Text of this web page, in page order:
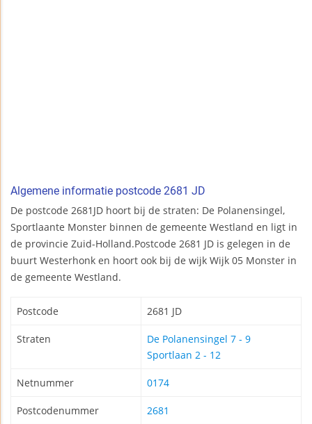
Algemene informatie postcode 2681 JD
De postcode 2681JD hoort bij de straten: De Polanensingel,
Sportlaante Monster binnen de gemeente Westland en ligt in
de provincie Zuid-Holland.Postcode 2681 JD is gelegen in de
buurt Westerhonk en hoort ook bij de wijk Wijk 05 Monster in
de gemeente Westland.
Postcode 2681 JD
Straten
De Polanensingel 7 - 9
Sportlaan 2 - 12
Netnummer 0174
Postcodenummer 2681